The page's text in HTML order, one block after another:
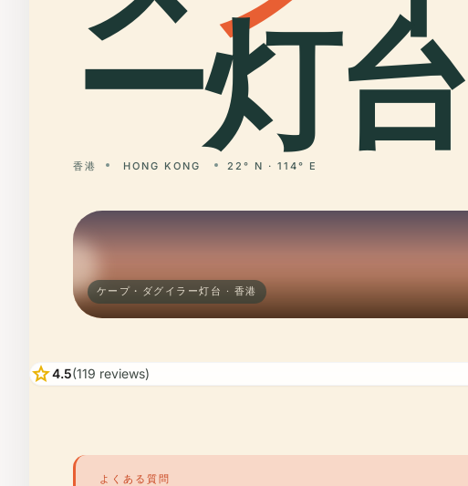
ー灯
香港 HONG KONG 22° N · 114° E
ケープ・ダグイラー灯台 · 香港
star4.5(119 reviews)
よくある質問